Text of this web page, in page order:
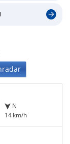
N
14 km/h